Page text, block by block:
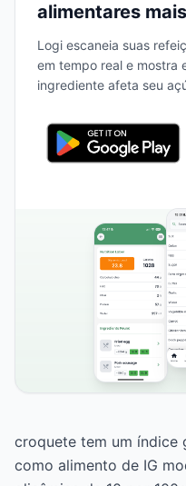
alimentares
Logi escaneia suas
em tempo real e mostra
ingrediente afeta seu
croquete tem um índice
como alimento de IG